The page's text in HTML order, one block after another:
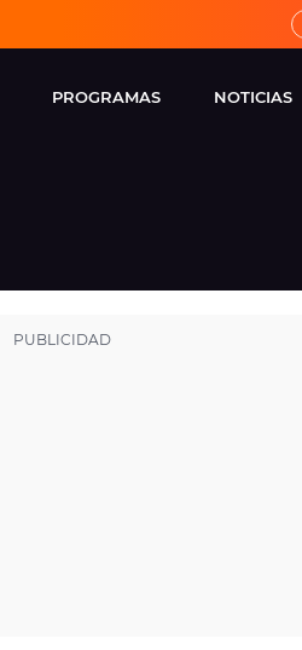
FM
PROGRAMAS
VIRALES
NOTICIAS